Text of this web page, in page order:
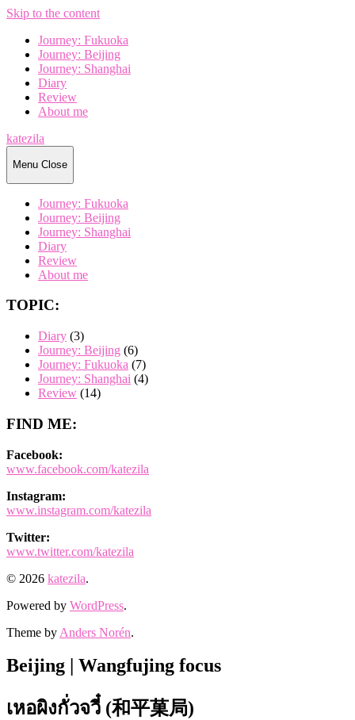
Skip to the content
Journey: Fukuoka
Journey: Beijing
Journey: Shanghai
Diary
Review
About me
katezila
Menu Close
Journey: Fukuoka
Journey: Beijing
Journey: Shanghai
Diary
Review
About me
TOPIC:
Diary (3)
Journey: Beijing (6)
Journey: Fukuoka (7)
Journey: Shanghai (4)
Review (14)
FIND ME:
Facebook:
www.facebook.com/katezila
Instagram:
www.instagram.com/katezila
Twitter:
www.twitter.com/katezila
© 2026 katezila.
Powered by WordPress.
Theme by Anders Norén.
Beijing | Wangfujing focus
เหอผิงกั่วจวี๋ (和平菓局)